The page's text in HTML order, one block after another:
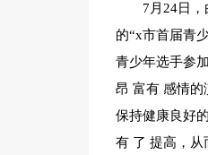
7月24日
的“x市首届青
青少年选手参
昂 富有 感情的
保持健康良好
有 了 提高，从